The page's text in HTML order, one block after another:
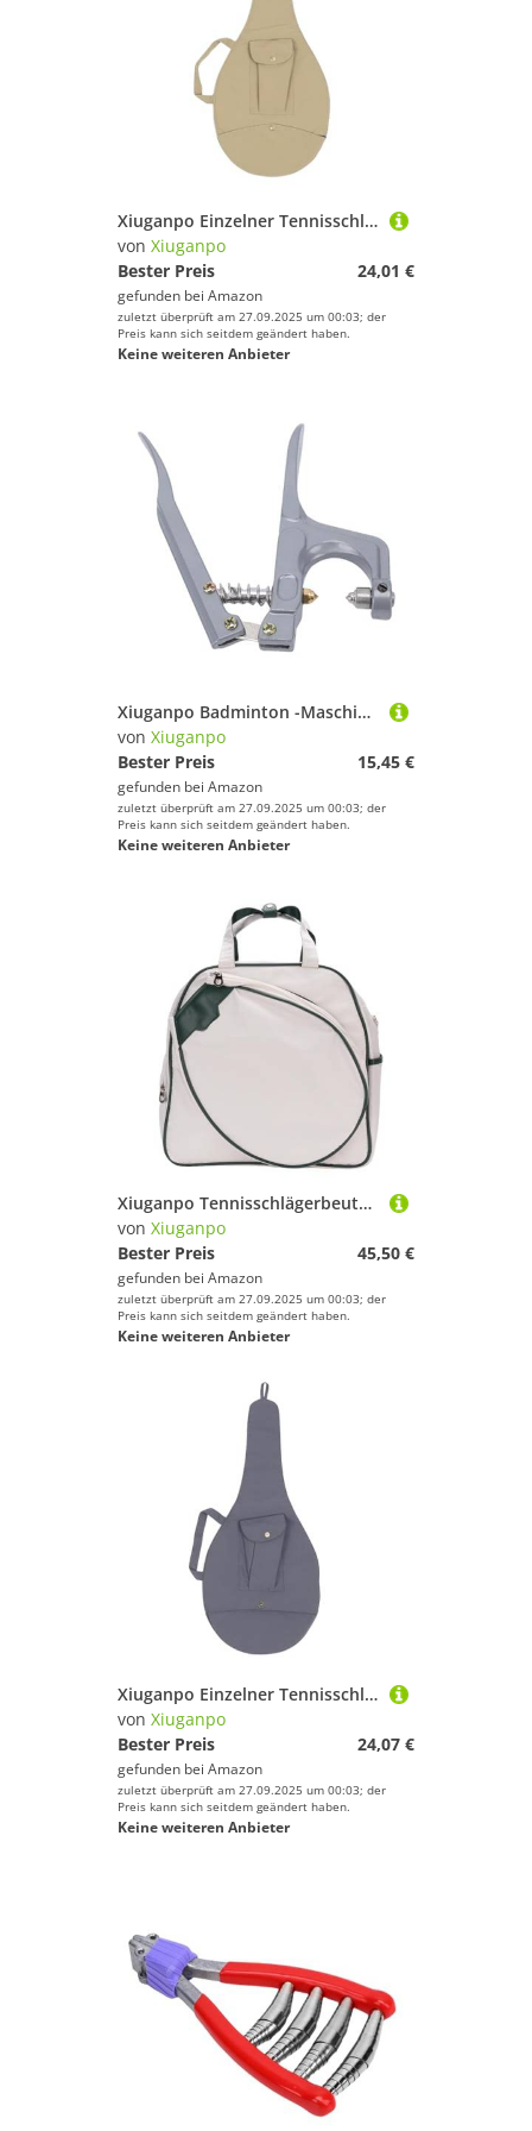
Xiuganpo Einzelner Tennisschläger Tragetasche, Reißfeste Einzel -Tennis -Schlägertasche für Outdoor (Khaki)
von Xiuganpo
Bester Preis
24,01 €
gefunden bei Amazon
zuletzt überprüft am 27.09.2025 um 00:03; der
Preis kann sich seitdem geändert haben.
Keine weiteren Anbieter
Xiuganpo Badminton -Maschinen -Saitenklemme, Robuste Kaltpresse mit 1 Schraubendreher, Hohe Effizienz und Zeitsparung, Tennis -Saiten -Maschinenzange für Schläger Sportliebhaber
von Xiuganpo
Bester Preis
15,45 €
gefunden bei Amazon
zuletzt überprüft am 27.09.2025 um 00:03; der
Preis kann sich seitdem geändert haben.
Keine weiteren Anbieter
Xiuganpo Tennisschlägerbeutel, Separate Schuhfachabteil Abdichtung Tennis Umhängetasche für Hof für Männer Frauen
von Xiuganpo
Bester Preis
45,50 €
gefunden bei Amazon
zuletzt überprüft am 27.09.2025 um 00:03; der
Preis kann sich seitdem geändert haben.
Keine weiteren Anbieter
Xiuganpo Einzelner Tennisschläger Tragetasche, Reißfeste Einzel -Tennis -Schlägertasche für Outdoor (Grau mit schwarzem innerem Fleece)
von Xiuganpo
Bester Preis
24,07 €
gefunden bei Amazon
zuletzt überprüft am 27.09.2025 um 00:03; der
Preis kann sich seitdem geändert haben.
Keine weiteren Anbieter